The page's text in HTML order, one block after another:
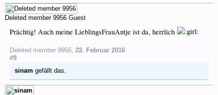
Deleted member 9956 Guest
Prächtig! Auch meine LieblingsFrauAntje ist da, herrlich
Deleted member 9956 22. Februar 2016
#9
sinam gefällt das.